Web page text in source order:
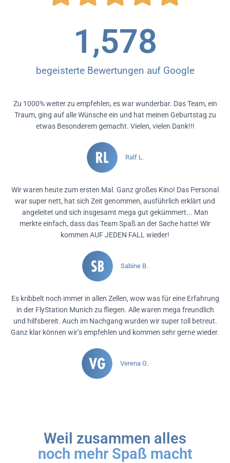
begeisterte Bewertungen auf Google
1,578
Zu 1000% weiter zu empfehlen, es war wunderbar. Das Team, ein
Traum, ging auf alle Wünsche ein und hat meinen Geburtstag zu
etwas Besonderem gemacht. Vielen, vielen Dank!!!
Ralf L.
Wir waren heute zum ersten Mal. Ganz großes Kino! Das Personal
war super nett, hat sich Zeit genommen, ausführlich erklärt und
angeleitet und sich insgesamt mega gut gekümmert... Man
merkte einfach, dass das Team Spaß an der Sache hatte! Wir
kommen AUF JEDEN FALL wieder!
Sabine B.
Es kribbelt noch immer in allen Zellen, wow was für eine Erfahrung
in der FlyStation Munich zu fliegen. Alle waren mega freundlich
und hilfsbereit. Auch im Nachgang wurden wir super toll betreut.
Ganz klar können wir’s empfehlen und kommen sehr gerne wieder.
Verena G.
Weil zusammen alles
noch mehr Spaß macht